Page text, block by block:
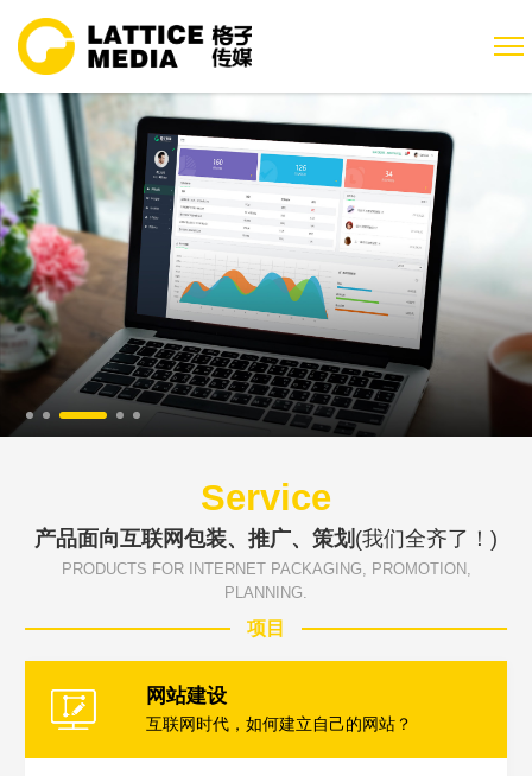
Service
产品面向互联网包装、推广、策划 (我们全齐了！)
PRODUCTS FOR INTERNET PACKAGING, PROMOTION,
PLANNING.
项目
网站建设
互联网时代，如何建立自己的网站？